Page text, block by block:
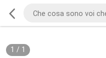
1 / 1